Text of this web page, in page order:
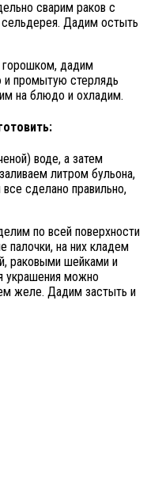
сварим раков с
Дадим остыть
горошком, дадим
и промытую стерлядь
на блюдо и охладим.
воде, а затем
литром бульона,
сделано правильно,
по всей поверхности
палочки, на них кладем
раковыми шейками и
украшения можно
желе. Дадим застыть и